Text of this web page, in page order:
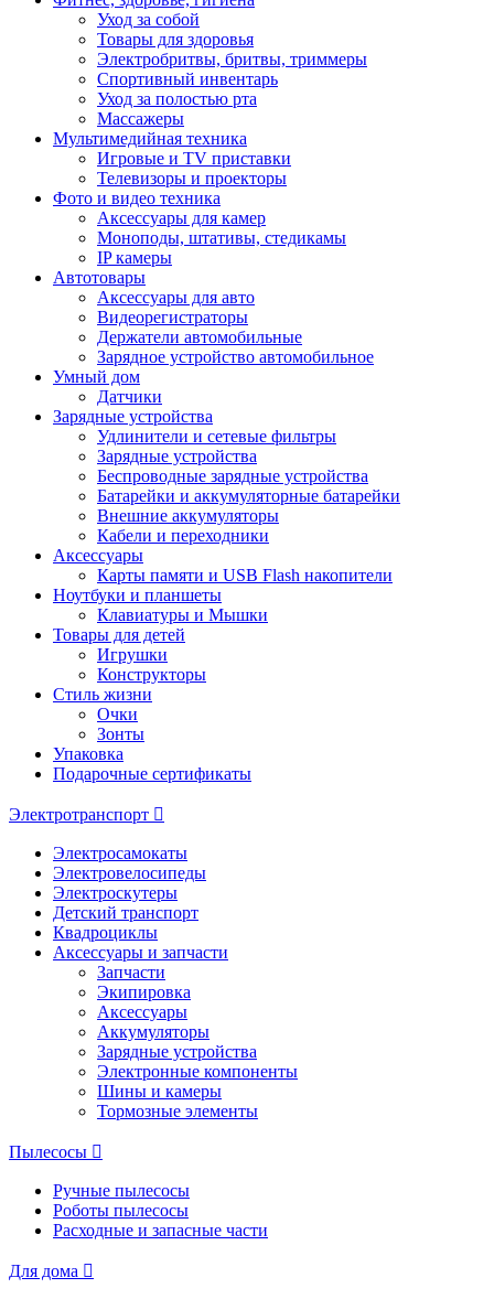
Уход за собой
Товары для здоровья
Электробритвы, бритвы, триммеры
Спортивный инвентарь
Уход за полостью рта
Массажеры
Мультимедийная техника
Игровые и TV приставки
Телевизоры и проекторы
Фото и видео техника
Аксессуары для камер
Моноподы, штативы, стедикамы
IP камеры
Автотовары
Аксессуары для авто
Видеорегистраторы
Держатели автомобильные
Зарядное устройство автомобильное
Умный дом
Датчики
Зарядные устройства
Удлинители и сетевые фильтры
Зарядные устройства
Беспроводные зарядные устройства
Батарейки и аккумуляторные батарейки
Внешние аккумуляторы
Кабели и переходники
Аксессуары
Карты памяти и USB Flash накопители
Ноутбуки и планшеты
Клавиатуры и Мышки
Товары для детей
Игрушки
Конструкторы
Стиль жизни
Очки
Зонты
Упаковка
Подарочные сертификаты
Электротранспорт
Электросамокаты
Электровелосипеды
Электроскутеры
Детский транспорт
Квадроциклы
Аксессуары и запчасти
Запчасти
Экипировка
Аксессуары
Аккумуляторы
Зарядные устройства
Электронные компоненты
Шины и камеры
Тормозные элементы
Пылесосы
Ручные пылесосы
Роботы пылесосы
Расходные и запасные части
Для дома